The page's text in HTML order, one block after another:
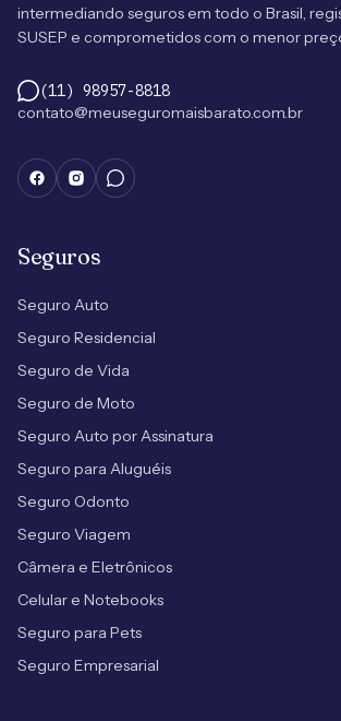
intermediando seguros em todo o Brasil,
SUSEP e comprometidos com o menor
(11) 98957-8818
contato@meuseguromaisbarato.com.br
Seguros
Seguro Auto
Seguro Residencial
Seguro de Vida
Seguro de Moto
Seguro Auto por Assinatura
Seguro para Aluguéis
Seguro Odonto
Seguro Viagem
Câmera e Eletrônicos
Celular e Notebooks
Seguro para Pets
Seguro Empresarial